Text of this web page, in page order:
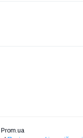
Prom.ua